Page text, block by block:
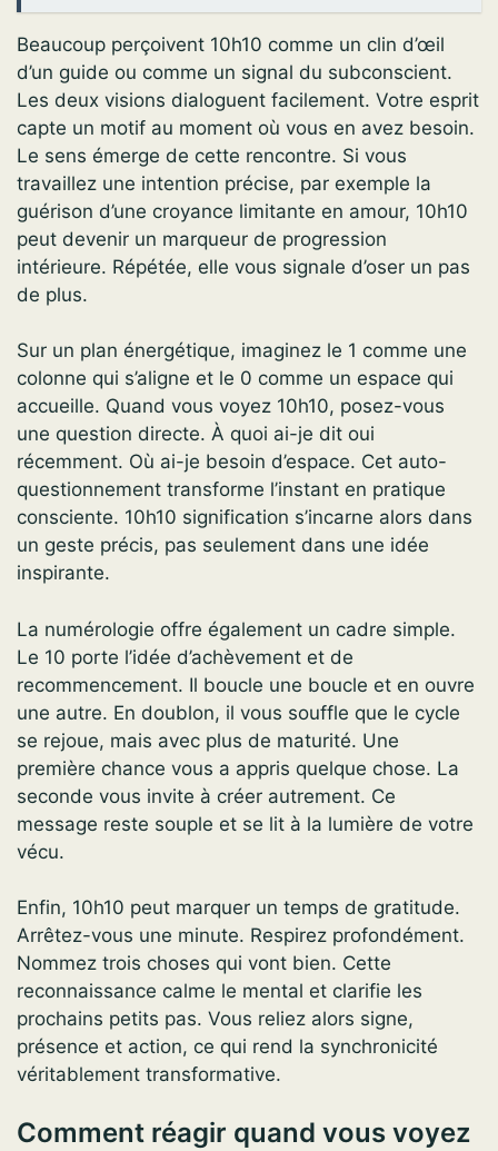
Beaucoup perçoivent 10h10 comme un clin d’œil
d’un guide ou comme un signal du subconscient.
Les deux visions dialoguent facilement. Votre esprit
capte un motif au moment où vous en avez besoin.
Le sens émerge de cette rencontre. Si vous
travaillez une intention précise, par exemple la
guérison d’une croyance limitante en amour, 10h10
peut devenir un marqueur de progression
intérieure. Répétée, elle vous signale d’oser un pas
de plus.
Sur un plan énergétique, imaginez le 1 comme une
colonne qui s’aligne et le 0 comme un espace qui
accueille. Quand vous voyez 10h10, posez-vous
une question directe. À quoi ai-je dit oui
récemment. Où ai-je besoin d’espace. Cet auto-
questionnement transforme l’instant en pratique
consciente. 10h10 signification s’incarne alors dans
un geste précis, pas seulement dans une idée
inspirante.
La numérologie offre également un cadre simple.
Le 10 porte l’idée d’achèvement et de
recommencement. Il boucle une boucle et en ouvre
une autre. En doublon, il vous souffle que le cycle
se rejoue, mais avec plus de maturité. Une
première chance vous a appris quelque chose. La
seconde vous invite à créer autrement. Ce
message reste souple et se lit à la lumière de votre
vécu.
Enfin, 10h10 peut marquer un temps de gratitude.
Arrêtez-vous une minute. Respirez profondément.
Nommez trois choses qui vont bien. Cette
reconnaissance calme le mental et clarifie les
prochains petits pas. Vous reliez alors signe,
présence et action, ce qui rend la synchronicité
véritablement transformative.
Comment réagir quand vous voyez